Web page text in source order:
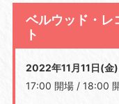
ベルウッド・レ
ト
2022年11月11日(金
17:00 開場 / 18:00